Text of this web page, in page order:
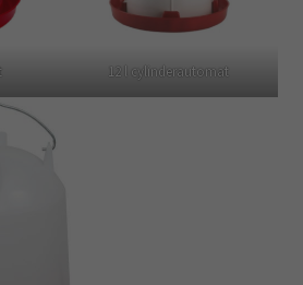
12 l cylinderautomat